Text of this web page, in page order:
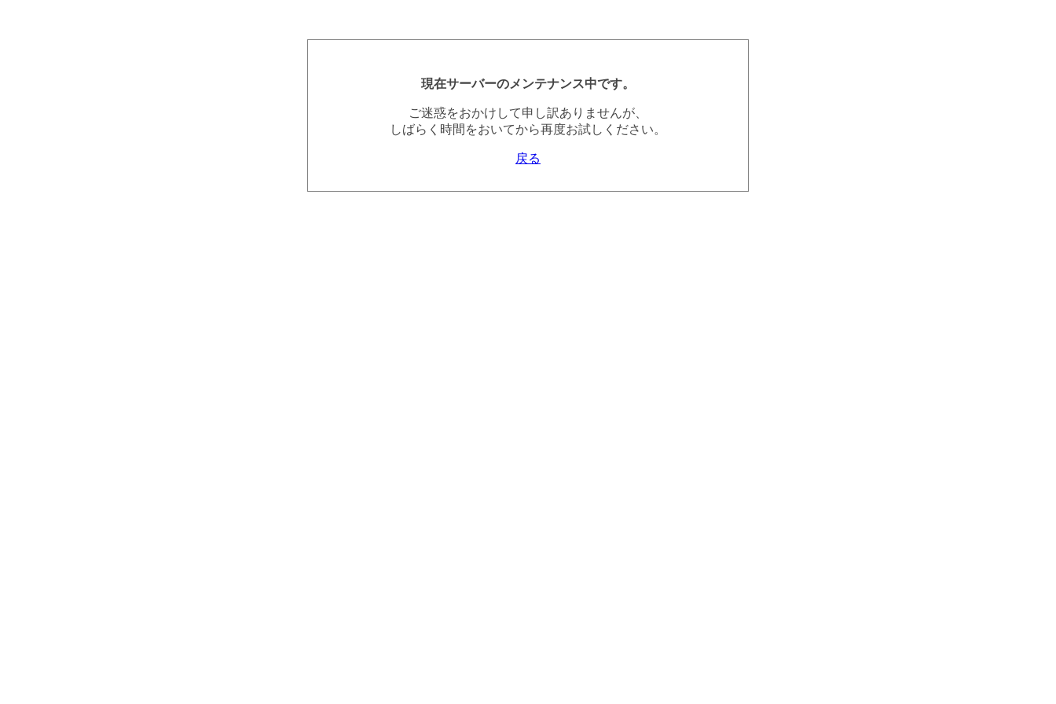
現在サーバーのメンテナンス中です。
ご迷惑をおかけして申し訳ありませんが、
しばらく時間をおいてから再度お試しください。
戻る